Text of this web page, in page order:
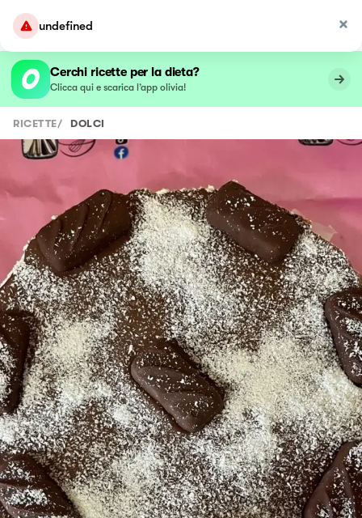
undefined
Cerchi ricette per la dieta?
Clicca qui e scarica l’app olivia!
RICETTE/ DOLCI